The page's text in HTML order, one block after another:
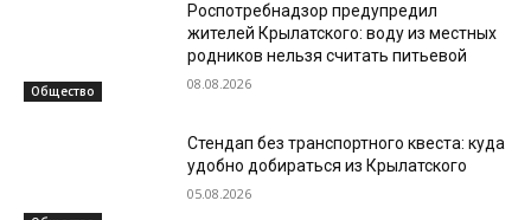
Общество
Роспотребнадзор предупредил
жителей Крылатского: воду из местных
родников нельзя считать питьевой
08.08.2026
Стендап без транспортного квеста: куда
удобно добираться из Крылатского
05.08.2026